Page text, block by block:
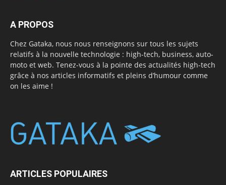
A PROPOS
Chez Gataka, nous nous renseignons sur tous les sujets
relatifs à la nouvelle technologie : high-tech, business, auto-
moto et web. Tenez-vous à la pointe des actualités high-tech
grâce à nos articles informatifs et pleins d’humour comme
on les aime !
ARTICLES POPULAIRES